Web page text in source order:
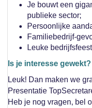
Je bouwt een
publieke sector;
Persoonlijke
Familiebedrijf-
Leuke
Is je interesse gewekt?
Leuk! Dan maken we
Presentatie
Heb je nog vragen, bel